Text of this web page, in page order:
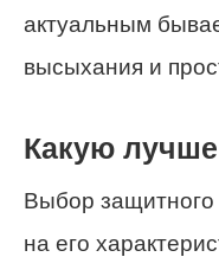
актуальным
высыхания и
Какую
Выбор
на его